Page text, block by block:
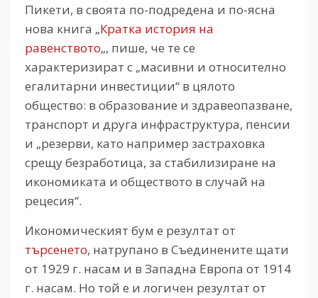
Пикети, в своята по-подредена и по-ясна
нова книга „Кратка история на
равенството„, пише, че те се
характеризират с „масивни и относително
егалитарни инвестиции“ в цялото
общество: в образование и здравеопазване,
транспорт и друга инфраструктура, пенсии
и „резерви, като например застраховка
срещу безработица, за стабилизиране на
икономиката и обществото в случай на
рецесия“.
Икономическият бум е резултат от
търсенето, натрупано в Съединените щати
от 1929 г. насам и в Западна Европа от 1914
г. насам. Но той е и логичен резултат от